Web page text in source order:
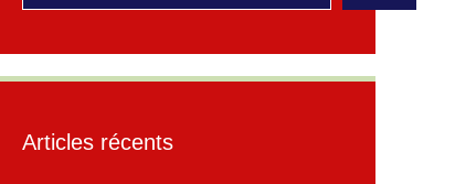
Articles récents